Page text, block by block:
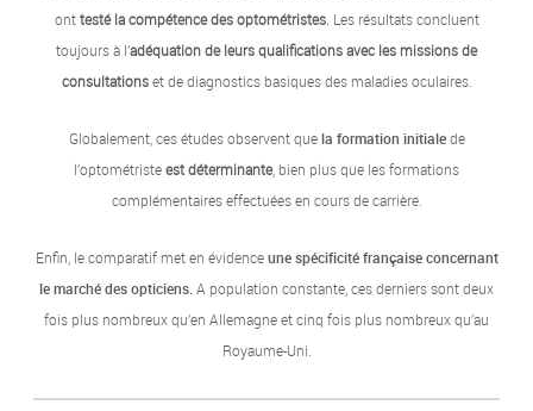
onttesté la compétence des optométristes. Les résultats concluent
toujours à l’adéquation de leurs qualifications avec les missions de
consultationset de diagnostics basiques des maladies oculaires.
Globalement, ces études observent quela formation initialede
l’optométristeest déterminante, bien plus que les formations
complémentaires effectuées en cours de carrière.
Enfin, le comparatif met en évidenceune spécificité française concernant
le marché des opticiens.A population constante, ces derniers sont deux
fois plus nombreux qu’en Allemagne et cinq fois plus nombreux qu’au
Royaume-Uni.